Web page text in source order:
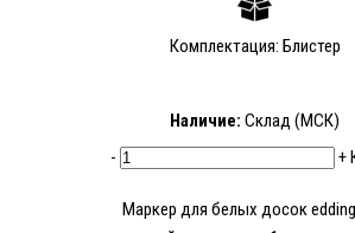
Комплектация: Блистер
Наличие: Склад (МСК)
-
+
Маркер для белых досок